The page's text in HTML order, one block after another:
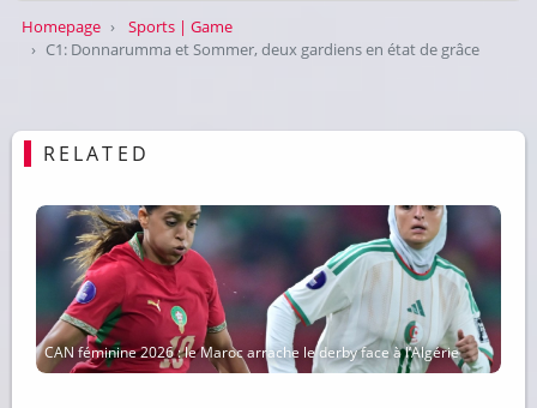
Homepage
Sports | Game
C1: Donnarumma et Sommer, deux gardiens en état de grâce
RELATED
CAN féminine 2026 : le Maroc arrache le derby face à l’Algérie